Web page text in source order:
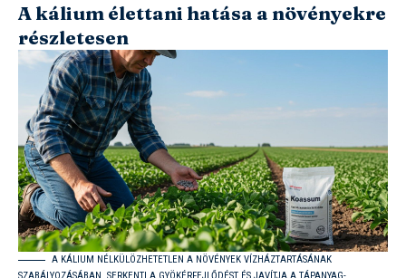
A kálium élettani hatása a növényekre
részletesen
A KÁLIUM NÉLKÜLÖZHETETLEN A NÖVÉNYEK VÍZHÁZTARTÁSÁNAK
SZABÁLYOZÁSÁBAN, SERKENTI A GYÖKÉRFEJLŐDÉST ÉS JAVÍTJA A TÁPANYAG-